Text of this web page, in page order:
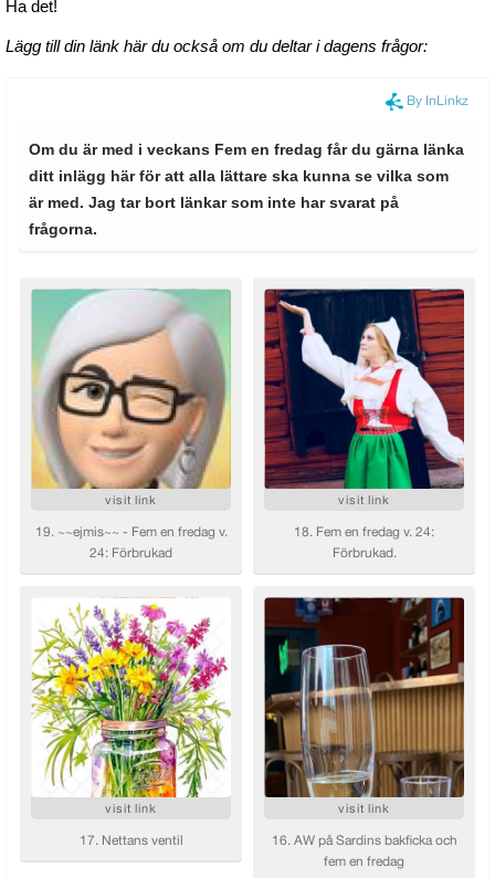
Ha det!
Lägg till din länk här du också om du deltar i dagens frågor: